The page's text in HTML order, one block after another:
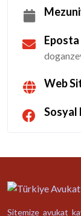
Eposta
Web
Sosyal
Sitemize avukat